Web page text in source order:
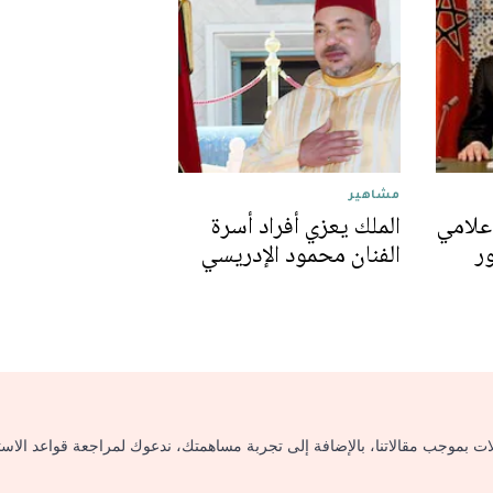
مشاهير
الملك يعزي أفراد أسرة
الفنان محمود الإدريسي
بموجب مقالاتنا، بالإضافة إلى تجربة مساهمتك، ندعوك لمراجعة قواعد